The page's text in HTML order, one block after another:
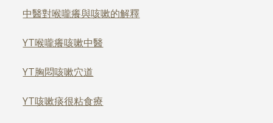
中醫對喉嚨癢與咳嗽的解釋
YT喉嚨癢咳嗽中醫
YT胸悶咳嗽穴道
YT咳嗽痰很粘食療